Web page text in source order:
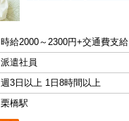
時給2000～2300円+交通費支給
派遣社員
週3日以上 1日8時間以上
栗橋駅